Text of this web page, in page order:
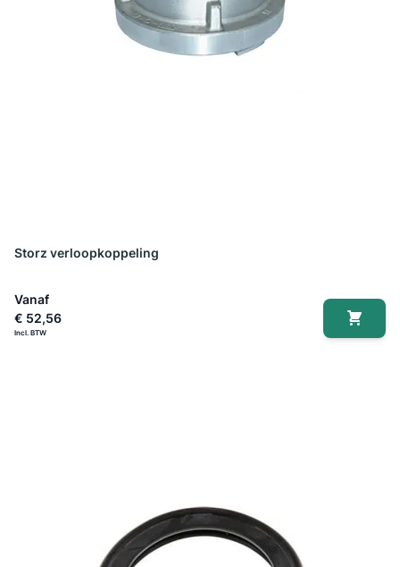
Storz verloopkoppeling
Vanaf
€ 52,56